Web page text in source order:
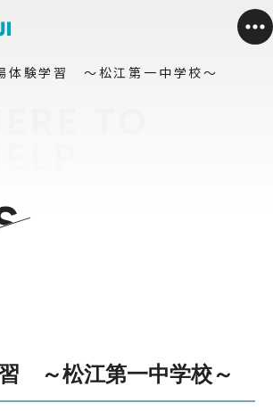
体験学習 ～松江第一中学校～
～松江第一中学校～